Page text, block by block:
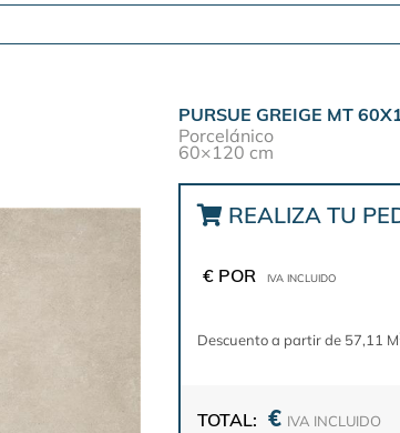
PURSUE GREIGE MT
Porcelánico
60×120 cm
REALIZA TU
€ POR IVA INCLUIDO
Descuento a partir de 57,11 M
TOTAL: € IVA INCLUIDO